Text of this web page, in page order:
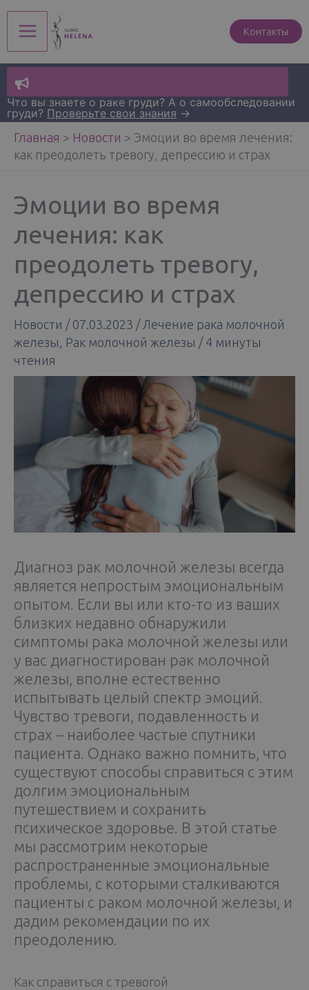
Перейти
содержимому
Main
Menu
Контакты
Что вы знаете о раке груди? А о самообследовании
груди? Проверьте свои знания →
Главная > Новости > Эмоции во время лечения:
как преодолеть тревогу, депрессию и страх
Эмоции во время
лечения: как
преодолеть тревогу,
депрессию и страх
Новости / 07.03.2023 / Лечение рака молочной
железы
Рак молочной железы / 4 минуты
чтения
Диагноз рак молочной железы всегда
является непростым эмоциональным
опытом. Если вы или кто-то из ваших
близких недавно обнаружили
симптомы рака молочной железы или
у вас диагностирован рак молочной
железы, вполне естественно
испытывать целый спектр эмоций.
Чувство тревоги, подавленность и
страх – наиболее частые спутники
пациента. Однако важно помнить, что
существуют способы справиться с этим
долгим эмоциональным
путешествием и сохранить
психическое здоровье. В этой статье
мы рассмотрим некоторые
распространенные эмоциональные
проблемы, с которыми сталкиваются
пациенты с раком молочной железы, и
дадим рекомендации по их
преодолению.
Как справиться с тревогой